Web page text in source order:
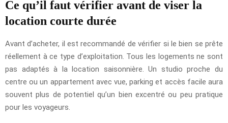
Ce qu’il faut vérifier avant de viser la
location courte durée
Avant d’acheter, il est recommandé de vérifier si le bien se prête
réellement à ce type d’exploitation. Tous les logements ne sont
pas adaptés à la location saisonnière. Un studio proche du
centre ou un appartement avec vue, parking et accès facile aura
souvent plus de potentiel qu’un bien excentré ou peu pratique
pour les voyageurs.